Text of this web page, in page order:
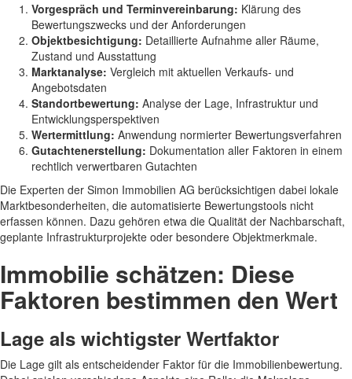
Vorgespräch und Terminvereinbarung: Klärung des
Bewertungszwecks und der Anforderungen
Objektbesichtigung: Detaillierte Aufnahme aller Räume,
Zustand und Ausstattung
Marktanalyse: Vergleich mit aktuellen Verkaufs- und
Angebotsdaten
Standortbewertung: Analyse der Lage, Infrastruktur und
Entwicklungsperspektiven
Wertermittlung: Anwendung normierter Bewertungsverfahren
Gutachtenerstellung: Dokumentation aller Faktoren in einem
rechtlich verwertbaren Gutachten
Die Experten der Simon Immobilien AG berücksichtigen dabei lokale
Marktbesonderheiten, die automatisierte Bewertungstools nicht
erfassen können. Dazu gehören etwa die Qualität der Nachbarschaft,
geplante Infrastrukturprojekte oder besondere Objektmerkmale.
Immobilie schätzen: Diese
Faktoren bestimmen den Wert
Lage als wichtigster Wertfaktor
Die Lage gilt als entscheidender Faktor für die Immobilienbewertung.